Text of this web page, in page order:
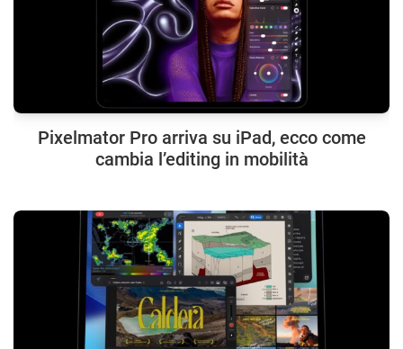
Pixelmator Pro arriva su iPad, ecco come
cambia l’editing in mobilità